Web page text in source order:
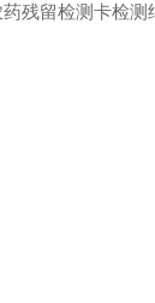
残留检测卡检测